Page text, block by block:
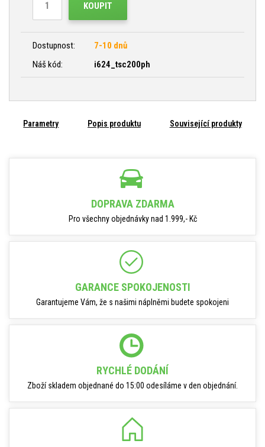
KOUPIT
Dostupnost:
7-10 dnů
Náš kód:
i624_tsc200ph
Parametry Popis produktu Související produkty
DOPRAVA ZDARMA
Pro všechny objednávky nad 1.999,- Kč
GARANCE SPOKOJENOSTI
Garantujeme Vám, že s našimi náplněmi budete spokojeni
RYCHLÉ DODÁNÍ
Zboží skladem objednané do 15:00 odesíláme v den objednání.